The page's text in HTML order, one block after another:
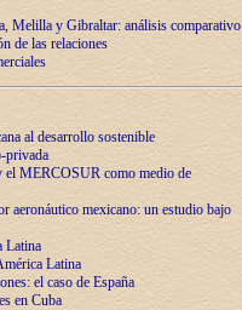
Melilla y Gibraltar: análisis comparativo
de las relaciones
al desarrollo sostenible
privada
el MERCOSUR como medio de
aeronáutico mexicano: un estudio bajo
Latina
Latina
el caso de España
en Cuba